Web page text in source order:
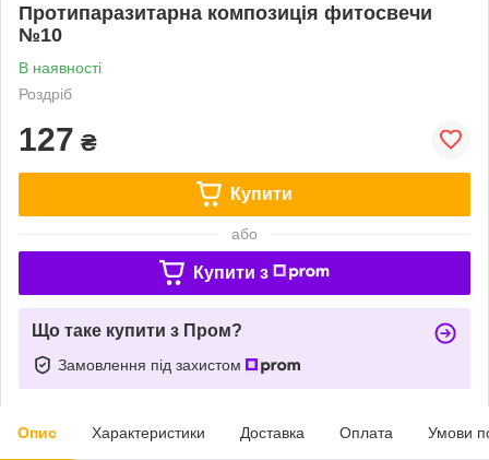
Протипаразитарна композиція фитосвечи
№10
В наявності
Роздріб
127 ₴
Купити
або
Купити з
Що таке купити з Пром?
Замовлення під захистом
Опис Характеристики Доставка Оплата Умови